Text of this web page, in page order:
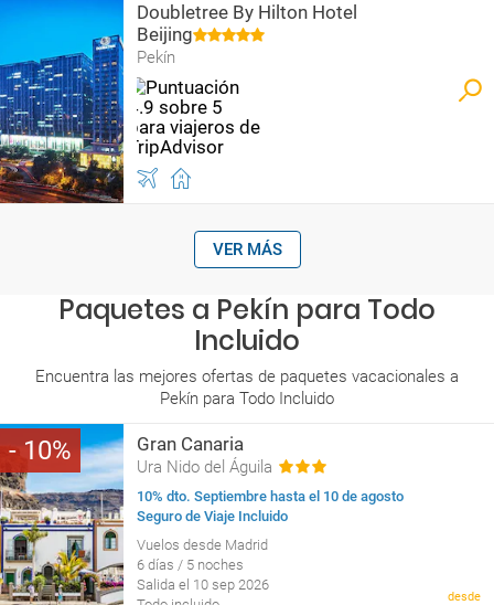
Doubletree By Hilton Hotel
Beijing
Pekín
VER MÁS
Paquetes a Pekín para Todo
Incluido
Encuentra las mejores ofertas de paquetes vacacionales a
Pekín para Todo Incluido
10 Gran Canaria
Ura Nido del Águila
10% dto. Septiembre hasta el 10 de agosto
Seguro de Viaje Incluido
Vuelos desde Madrid
6 días / 5 noches
Salida el 10 sep 2026
desde